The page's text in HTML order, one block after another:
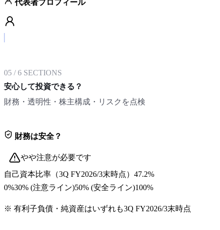
代表者プロフィール
05 /6 SECTIONS
安心して投資できる？
財務・透明性・株主構成・リスクを点検
財務は安全？
やや注意が必要です
自己資本比率 （3Q FY2026/3末時点） 47.2%
0%30% (注意ライン)50% (安全ライン)100%
※ 有利子負債・純資産はいずれも3Q FY2026/3末時点